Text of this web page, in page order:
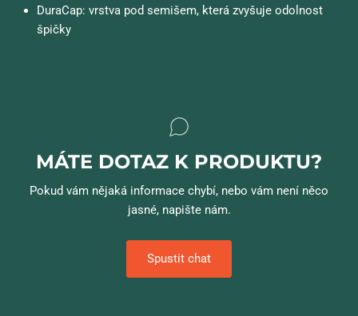
DuraCap: vrstva pod semišem, která zvyšuje odolnost
špičky
MÁTE DOTAZ K PRODUKTU?
Pokud vám nějaká informace chybí, nebo vám není něco
jasné, napište nám.
Spustit chat